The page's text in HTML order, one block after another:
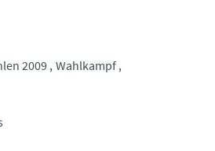
2009 Wahlkampf